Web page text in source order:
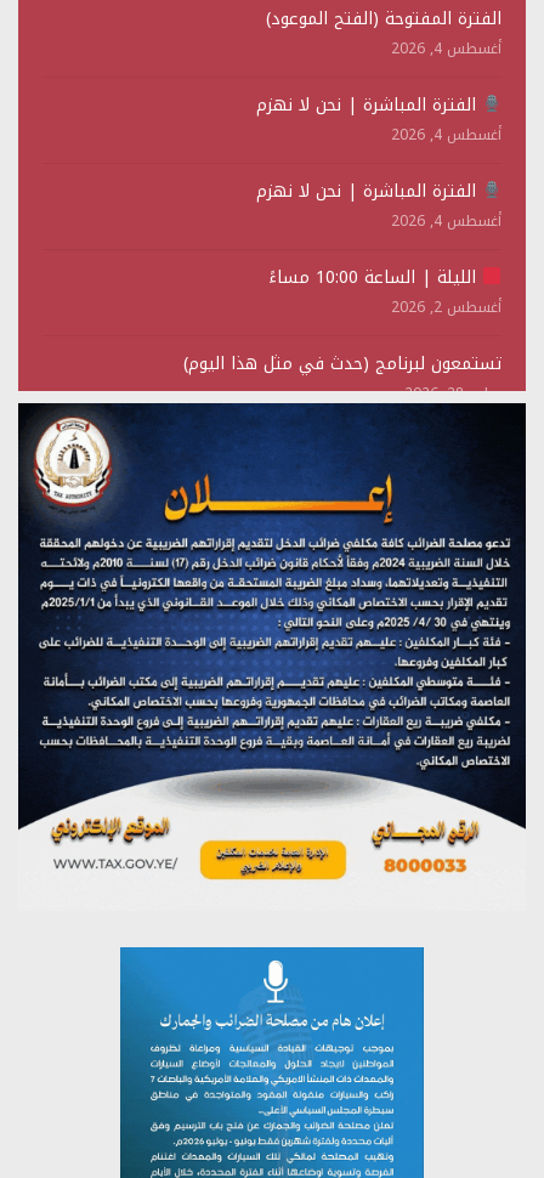
الفترة المفتوحة (الفتح الموعود)
أغسطس 4, 2026
الفترة المباشرة | نحن لا نهزم
أغسطس 4, 2026
الفترة المباشرة | نحن لا نهزم
أغسطس 4, 2026
الليلة | الساعة 10:00 مساءً
أغسطس 2, 2026
تستمعون لبرنامج (حدث في مثل هذا اليوم)
يوليو 28, 2026
(نحن لا نهزم) بث مباشر
تستمعون لبرنامج (هندسة الوهم)
يوليو 28, 2026
مؤتمر صحفي لمركز عين الإنسانية حول جرائم تحالف العدوان
على اليمن
يوليو 27, 2026
تستمعون لبرنامج (مع السيد القائد)
يوليو 26, 2026